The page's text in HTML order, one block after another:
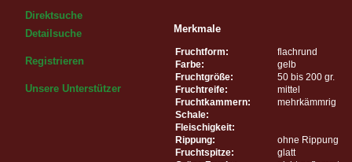
Direktsuche
Detailsuche
Registrieren
Unsere Unterstützer
Merkmale
Fruchtform:
flachrund
Farbe:
gelb
Fruchtgröße:
50 bis 200 gr.
Fruchtreife:
mittel
Fruchtkammern:
mehrkämmrig
Schale:
Fleischigkeit:
Rippung:
ohne Rippung
Fruchtspitze:
glatt